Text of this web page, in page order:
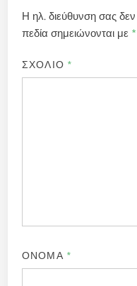
Η ηλ. διεύθυνση σας δεν
πεδία σημειώνονται με *
ΣΧΟΛΙΟ *
ΟΝΟΜΑ *